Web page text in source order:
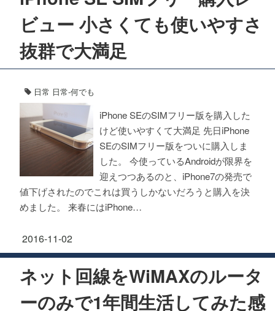
ビュー 小さくても使いやすさ
抜群で大満足
日常 日常-何でも
iPhone SEのSIMフリー版を購入した
けど使いやすくて大満足 先日iPhone
SEのSIMフリー版をついに購入しま
した。 今使っているAndroidが限界を
迎えつつあるのと、iPhone7の発売で
値下げされたのでこれは買うしかないだろうと購入を決
めました。 来春にはiPhone…
2016-11-02
ネット回線をWiMAXのルータ
ーのみで1年間生活してみた感